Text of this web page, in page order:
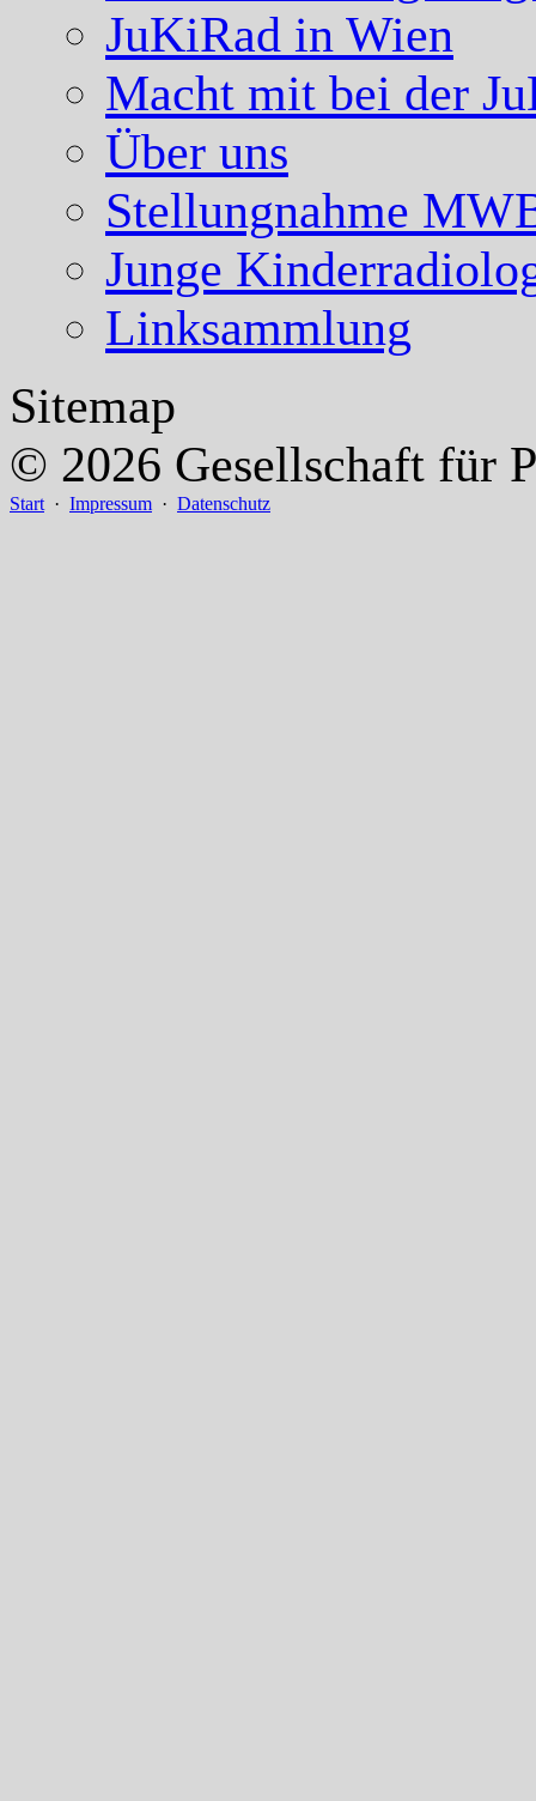
JuKiRad in Wien
Macht mit bei der
Über uns
Stellungnahme
Junge
Linksammlung
Sitemap
© 2026 Gesellschaft für
Start · Impressum · Datenschutz